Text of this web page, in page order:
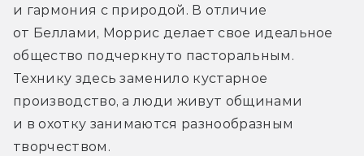
и гармония с природой. В отличие
от Беллами, Моррис делает свое идеальное
общество подчеркнуто пасторальным.
Технику здесь заменило кустарное
производство, а люди живут общинами
и в охотку занимаются разнообразным
творчеством.